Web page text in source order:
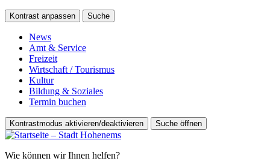
Kontrast anpassen Suche
News
Amt & Service
Freizeit
Wirtschaft / Tourismus
Kultur
Bildung & Soziales
Termin buchen
Kontrastmodus aktivieren/deaktivieren Suche öffnen
Wie können wir Ihnen helfen?